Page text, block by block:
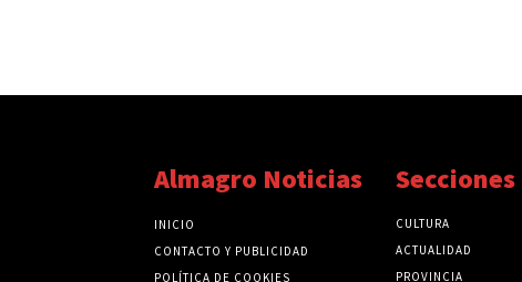
Almagro Noticias
INICIO
CONTACTO Y PUBLICIDAD
POLÍTICA DE COOKIES
Secciones
CULTURA
ACTUALIDAD
PROVINCIA